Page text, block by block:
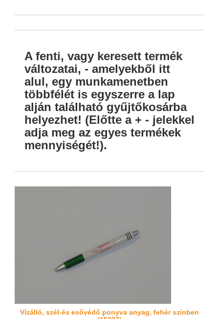
A fenti, vagy keresett termék
változatai, - amelyekből itt
alul, egy munkamenetben
többfélét is egyszerre a lap
alján található gyűjtőkosárba
helyezhet! (Előtte a + - jelekkel
adja meg az egyes termékek
mennyiségét!).
Vízálló, szél-és esővédő ponyva anyag, fehér színben